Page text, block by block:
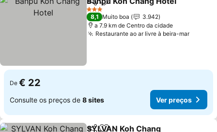
PartilharAdicionar aos favoritos
3 Estrelas
8,1 Muito boa
3.942
a 7.9 km de Centro da cidade
Restaurante ao ar livre à beira-mar
De € 22
Consulte os preços de 8 sites Ver preços
SYLVAN Koh Chang